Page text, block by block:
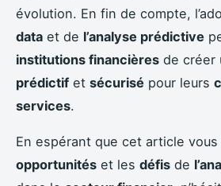
évolution. En fin de compte,
data et de l’analyse prédictive
institutions financières de créer
prédictif et sécurisé pour leurs
services.
En espérant que cet article
opportunités et les défis de